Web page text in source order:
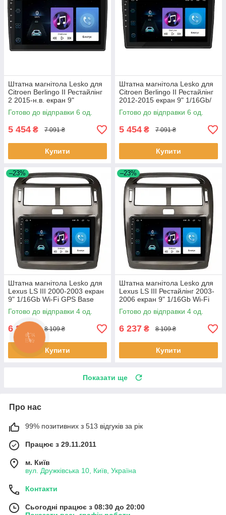
Штатна магнітола Lesko для
Citroen Berlingo II Рестайлінг
2 2015-н.в. екран 9"
1/16Gb/Wi-Fi GPS Optima 6шт
Готово до відправки 6 од.
5 454 ₴ 7 091 ₴
Купити
Штатна магнітола Lesko для
Citroen Berlingo II Рестайлінг
2012-2015 екран 9" 1/16Gb/
Wi-Fi GPS Optima 6шт
Готово до відправки 6 од.
5 454 ₴ 7 091 ₴
Купити
–23%
Штатна магнітола Lesko для
Lexus LS III 2000-2003 екран
9" 1/16Gb Wi-Fi GPS Base
Лексус 4 шт.
Готово до відправки 4 од.
6 237 8 109 ₴
Купити
–23%
Штатна магнітола Lesko для
Lexus LS III Рестайлінг 2003-
2006 екран 9" 1/16Gb Wi-Fi
GPS Base 4 шт.
Готово до відправки 4 од.
6 237 ₴ 8 109 ₴
Купити
Показати ще
Про нас
99% позитивних з 513 відгуків за рік
Працює з 29.11.2011
м. Київ
вул. Дружківська 10, Київ, Україна
Контакти
Сьогодні працює з 08:30 до 20:00